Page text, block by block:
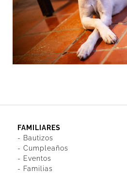
FAMILIARES
- Bautizos
- Cumpleaños
- Eventos
- Familias